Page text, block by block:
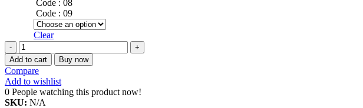
Code : 08
Code : 09
Clear
Add to cart Buy now
Compare
Add to wishlist
0 People watching this product now!
SKU: N/A